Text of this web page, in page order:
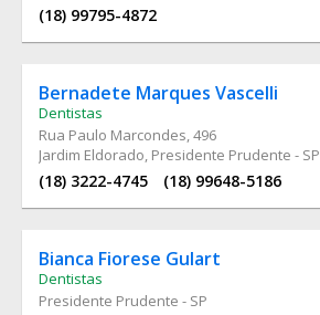
(18) 99795-4872
Bernadete Marques Vascelli
Dentistas
Rua Paulo Marcondes, 496
Jardim Eldorado, Presidente Prudente - SP
(18) 3222-4745 (18) 99648-5186
Bianca Fiorese Gulart
Dentistas
Presidente Prudente - SP